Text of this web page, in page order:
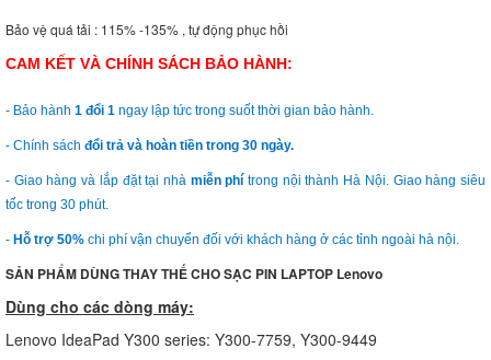
Bảo vệ quá tải : 115% -135% , tự động phục hồi
CAM KẾT VÀ CHÍNH SÁCH BẢO HÀNH:
- Bảo hành 1 đổi 1 ngay lập tức trong suốt thời gian bảo hành.
- Chính sách đổi trả và hoàn tiền trong 30 ngày.
- Giao hàng và lắp đặt tại nhà miễn phí trong nội thành Hà Nội. Giao hàng siêu
tốc trong 30 phút.
- Hỗ trợ 50% chi phí vận chuyển đối với khách hàng ở các tỉnh ngoài hà nội.
SẢN PHẨM DÙNG THAY THẾ CHO SẠC PIN LAPTOP Lenovo
Dùng cho các dòng máy:
Lenovo IdeaPad Y300 series: Y300-7759, Y300-9449